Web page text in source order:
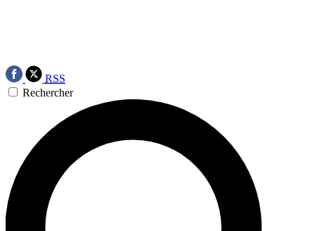
RSS
Rechercher